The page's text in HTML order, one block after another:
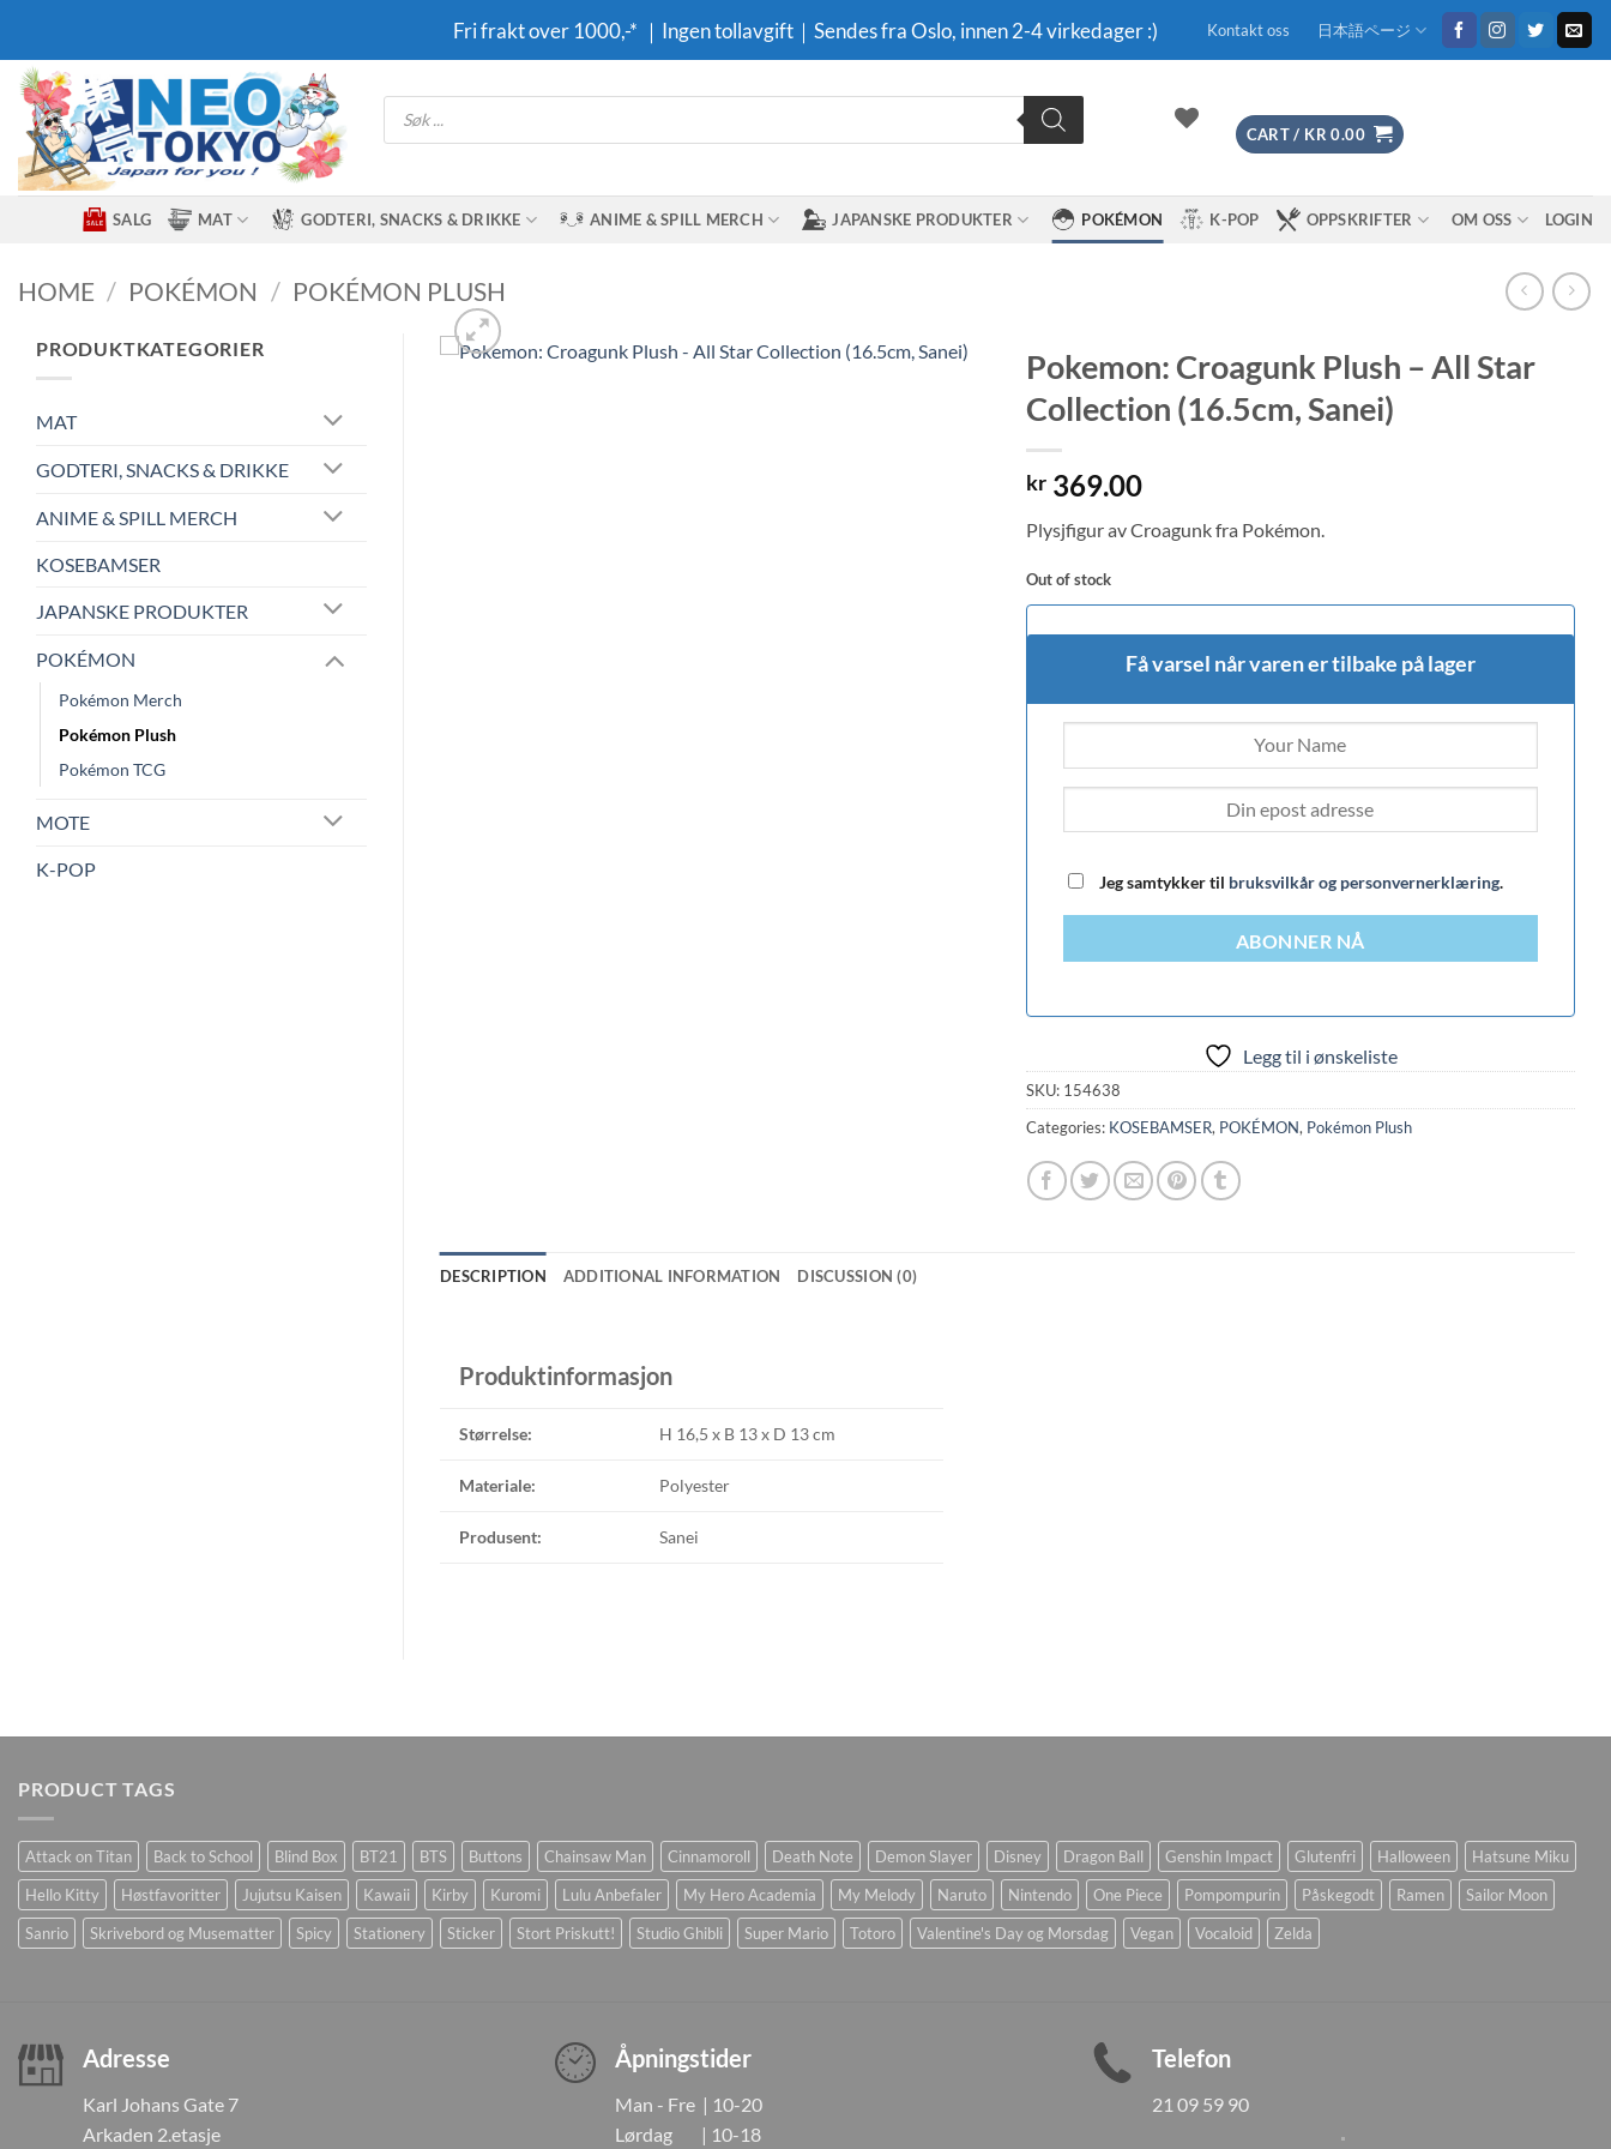
content
Fri frakt over 1000,-* ｜Ingen tollavgift｜Sendes fra Oslo, innen 2-4 virkedager :) Kontakt oss 日本語ページ
Products
search
CART / KR 0.00
SALG MAT GODTERI, SNACKS & DRIKKE ANIME & SPILL MERCH JAPANSKE PRODUKTER POKÉMON K-POP OPPSKRIFTER OM OSS LOGIN
HOME / POKÉMON / POKÉMON PLUSH
PRODUKTKATEGORIER
MAT
GODTERI, SNACKS & DRIKKE
ANIME & SPILL MERCH
KOSEBAMSER
JAPANSKE PRODUKTER
POKÉMON
Pokémon Merch
Pokémon Plush
Pokémon TCG
MOTE
K-POP
Pokemon: Croagunk Plush – All Star
Collection (16.5cm, Sanei)
kr369.00
Plysjfigur av Croagunk fra Pokémon.
Out of stock
Få varsel når varen er tilbake på lager
Jeg samtykker til bruksvilkår og personvernerklæring.
ABONNER NÅ
Legg til i ønskeliste
SKU: 154638
Categories: KOSEBAMSER, POKÉMON, Pokémon Plush
DESCRIPTION ADDITIONAL INFORMATION DISCUSSION (0)
Produktinformasjon
Størrelse: H 16,5 x B 13 x D 13 cm
Materiale: Polyester
Produsent: Sanei
PRODUCT TAGS
Attack on Titan Back to School Blind Box BT21 BTS Buttons Chainsaw Man Cinnamoroll Death Note Demon Slayer Disney Dragon Ball Genshin Impact Glutenfri Halloween
Hatsune Miku
Hello Kitty
Høstfavoritter Jujutsu Kaisen Kawaii Kirby Kuromi Lulu Anbefaler My Hero Academia My Melody Naruto Nintendo One Piece Pompompurin Påskegodt Ramen
Sailor Moon
Sanrio
Skrivebord og Musematter Spicy Stationery Sticker Stort Priskutt! Studio Ghibli Super Mario Totoro Valentine's Day og Morsdag Vegan Vocaloid Zelda
Adresse
Karl Johans Gate 7
Arkaden 2.etasje
Åpningstider
Man - Fre | 10-20
Lørdag | 10-18
Telefon
21 09 59 90